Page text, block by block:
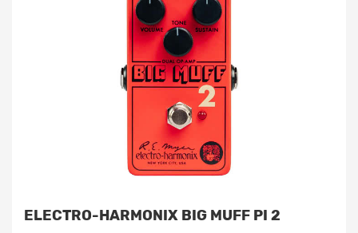
ELECTRO-HARMONIX BIG MUFF PI 2